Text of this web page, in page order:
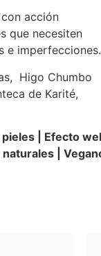
acción
que necesiten
e imperfecciones.
Higo Chumbo
de Karité,
| Efecto
|